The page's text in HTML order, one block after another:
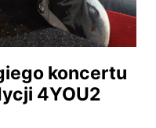
koncertu
4YOU2